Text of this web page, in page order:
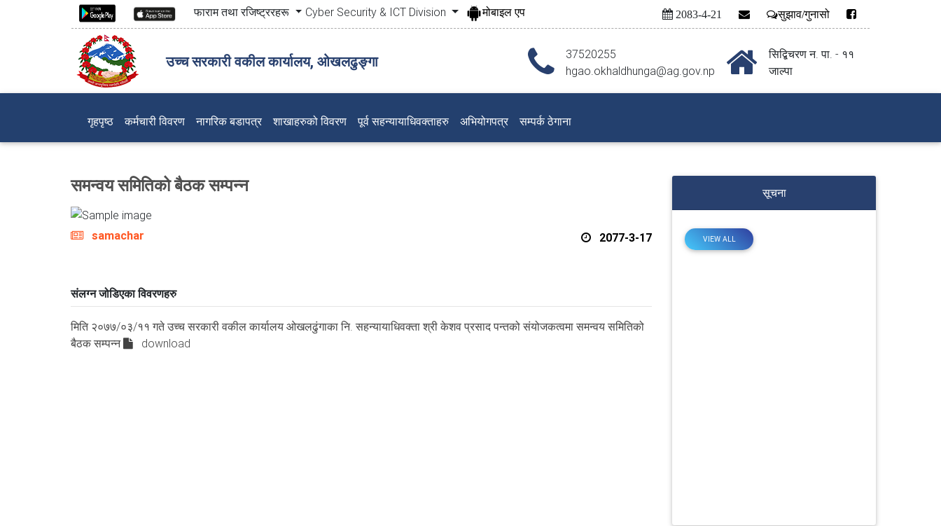
फाराम तथा रजिष्ट्ररहरू Cyber Security & ICT Division मोबाइल एप 2083-4-21 सुझाव/गुनासो
उच्च सरकारी वकील कार्यालय, ओखलढुङ्गा
37520255
hgao.okhaldhunga@ag.gov.np
सिद्बिचरण न‍‍. पा‍‍‌‍. - ११
जाल्पा
गृहपृष्ठ(current)
कर्मचारी विवरण नागरिक बडापत्र शाखाहरुको विवरण पूर्व सहन्यायाधिवक्ताहरु अभियोगपत्र सम्पर्क ठेगाना
समन्वय समितिको बैठक सम्पन्न
samachar 2077-3-17
संलग्न जोडिएका विवरणहरु
मिति २०७७/०३/११ गते उच्च सरकारी वकील कार्यालय ओखलढुंगाका नि. सहन्यायाधिवक्ता श्री केशव प्रसाद पन्तको संयोजकत्वमा समन्वय समितिको
बैठक सम्पन्न
download
सूचना
VIEW ALL